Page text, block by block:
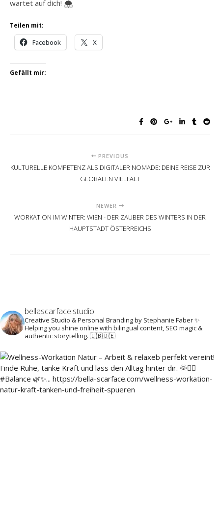
wartet auf dich! 🌨️
Teilen mit:
Facebook X
Gefällt mir:
PREVIOUS
KULTURELLE KOMPETENZ ALS DIGITALER NOMADE: DEINE REISE ZUR
GLOBALEN VIELFALT
NEWER
WORKATION IM WINTER: WIEN - DER ZAUBER DES WINTERS IN DER
HAUPTSTADT ÖSTERREICHS
bellascarface.studio
Creative Studio & Personal Branding by Stephanie Faber ✨
Helping you shine online with bilingual content, SEO magic &
authentic storytelling. 🇬🇧🇩🇪